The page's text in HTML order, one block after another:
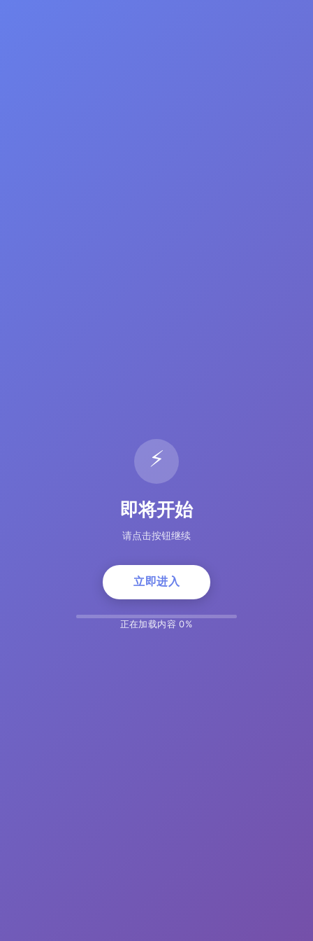
⚡
即将开始
请点击按钮继续
立即进入
正在加载内容 5%